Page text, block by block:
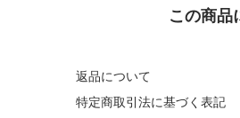
この商品
返品について
特定商取引法に基づく表記